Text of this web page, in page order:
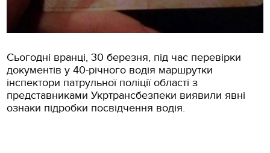
Сьогодні вранці, 30 березня, під час перевірки
документів у 40-річного водія маршрутки
інспектори патрульної поліції області з
представниками Укртрансбезпеки виявили явні
ознаки підробки посвідчення водія.